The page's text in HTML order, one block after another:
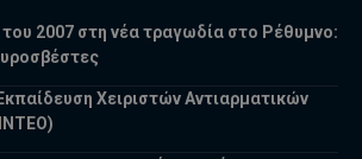
2007 στη νέα τραγωδία στο Ρέθυμνο:
Χειριστών Αντιαρματικών